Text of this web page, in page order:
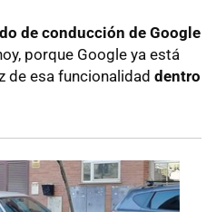
de conducción de Google
porque Google ya está
de esa funcionalidad dentro